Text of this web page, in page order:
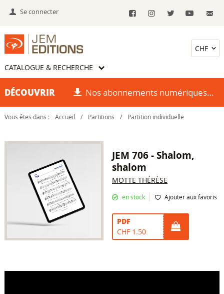
Se connecter
CATALOGUE & RECHERCHE
DÉCOUVRIR Nos abonnements numériques
Vous êtes dans : Accueil / Partitions / Partition individuelle
JEM 706 - Shalom,
shalom
MOTTE THÉRÈSE
en stock Ajouter aux favoris
PDF
CHF 1.50